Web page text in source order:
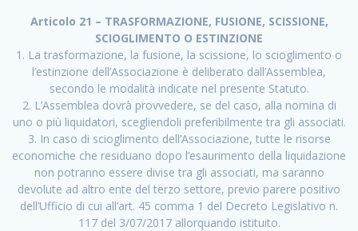
Articolo 21 – TRASFORMAZIONE, FUSIONE, SCISSIONE,
SCIOGLIMENTO O ESTINZIONE
1. La trasformazione, la fusione, la scissione, lo scioglimento o
l’estinzione dell’Associazione è deliberato dall’Assemblea,
secondo le modalità indicate nel presente Statuto.
2. L’Assemblea dovrà provvedere, se del caso, alla nomina di
uno o più liquidatori, scegliendoli preferibilmente tra gli associati.
3. In caso di scioglimento dell’Associazione, tutte le risorse
economiche che residuano dopo l’esaurimento della liquidazione
non potranno essere divise tra gli associati, ma saranno
devolute ad altro ente del terzo settore, previo parere positivo
dell’Ufficio di cui all’art. 45 comma 1 del Decreto Legislativo n.
117 del 3/07/2017 allorquando istituito.